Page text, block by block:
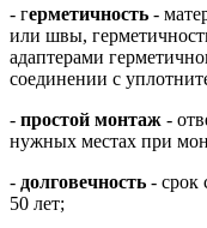
- герметичность -
или швы,
адаптерами
соединении с
- простой монтаж -
нужных местах при
- долговечность - срок
50 лет;